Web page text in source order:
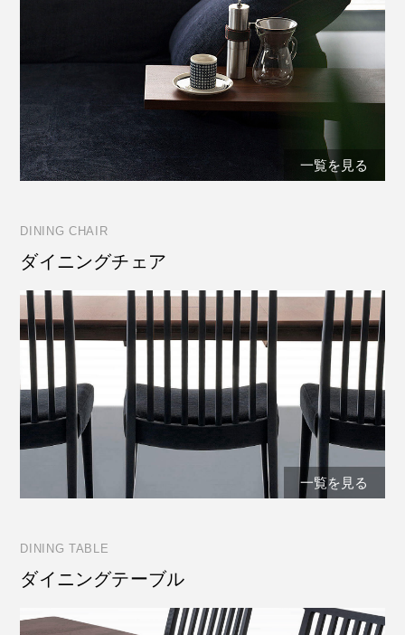
一覧を見る
DINING CHAIR
ダイニングチェア
一覧を見る
DINING TABLE
ダイニングテーブル